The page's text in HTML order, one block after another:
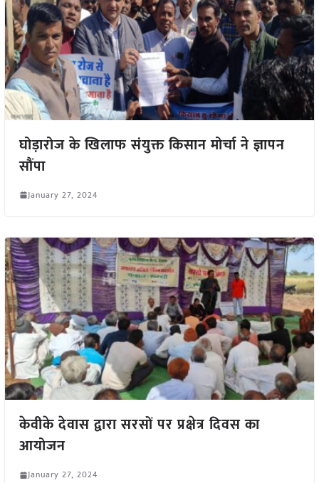
घोड़ारोज के खिलाफ संयुक्त किसान मोर्चा ने ज्ञापन
सौंपा
January 27, 2024
केवीके देवास द्वारा सरसों पर प्रक्षेत्र दिवस का
आयोजन
January 27, 2024